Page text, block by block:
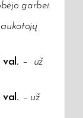
garbei.
val. –
už
val. – už